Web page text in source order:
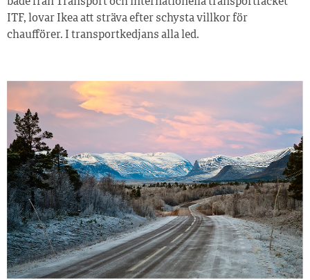
både från Transport och internationella transportfacket
ITF, lovar Ikea att sträva efter schysta villkor för
chaufförer. I transportkedjans alla led.